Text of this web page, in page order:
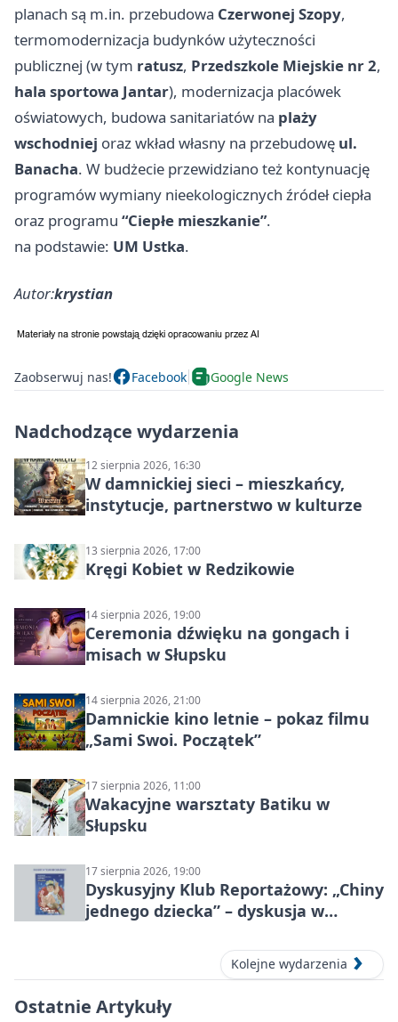
planach są m.in. przebudowa Czerwonej Szopy,
termomodernizacja budynków użyteczności
publicznej (w tym ratusz, Przedszkole Miejskie nr 2,
hala sportowa Jantar), modernizacja placówek
oświatowych, budowa sanitariatów na plaży
wschodniej oraz wkład własny na przebudowę ul.
Banacha. W budżecie przewidziano też kontynuację
programów wymiany nieekologicznych źródeł ciepła
oraz programu “Ciepłe mieszkanie”.
na podstawie: UM Ustka.
Autor:krystian
Zaobserwuj nas! Facebook Google News
Nadchodzące wydarzenia
12 sierpnia 2026, 16:30
W damnickiej sieci – mieszkańcy,
instytucje, partnerstwo w kulturze
13 sierpnia 2026, 17:00
Kręgi Kobiet w Redzikowie
14 sierpnia 2026, 19:00
Ceremonia dźwięku na gongach i
misach w Słupsku
14 sierpnia 2026, 21:00
Damnickie kino letnie – pokaz filmu
„Sami Swoi. Początek”
17 sierpnia 2026, 11:00
Wakacyjne warsztaty Batiku w
Słupsku
17 sierpnia 2026, 19:00
Dyskusyjny Klub Reportażowy: „Chiny
jednego dziecka” – dyskusja w
Kolejne wydarzenia
Ostatnie Artykuły